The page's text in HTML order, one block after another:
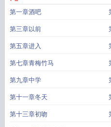
第一章酒吧
第三章以前
第五章进入
第七章青梅竹马
第九章中学
第十一章冬天
第十三章初吻